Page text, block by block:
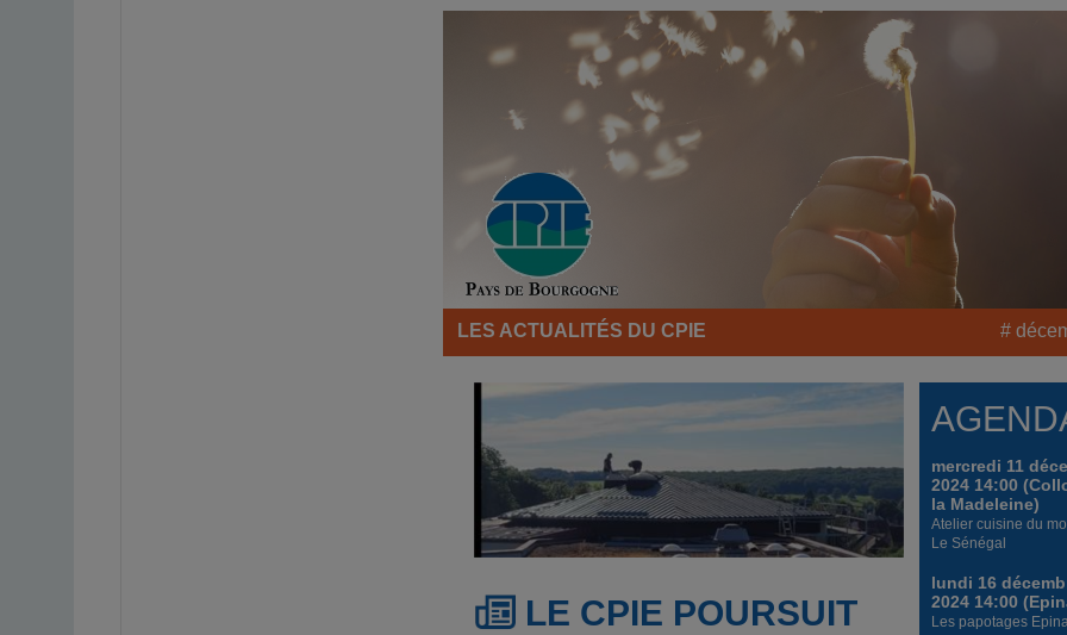
LES ACTUALITÉS DU CPIE #
LE CPIE POURSUIT
mercredi 11
2024 14:00
la Madeleine)
Atelier cuisine du
Le Sénégal
lundi 16
2024 14:00
Les papotages